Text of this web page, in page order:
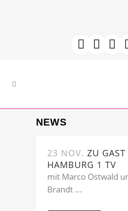
NEWS
23 NOV. ZU GAST
HAMBURG 1 TV
mit Marco Ostwald
Brandt ...